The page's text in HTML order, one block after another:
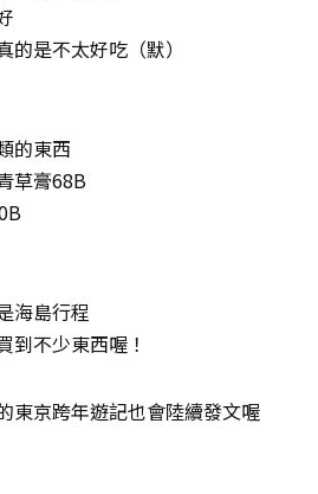
是不太好吃（默）
的東西
草膏68B
海島行程
到不少東西喔！
東京跨年遊記也會陸續發文喔